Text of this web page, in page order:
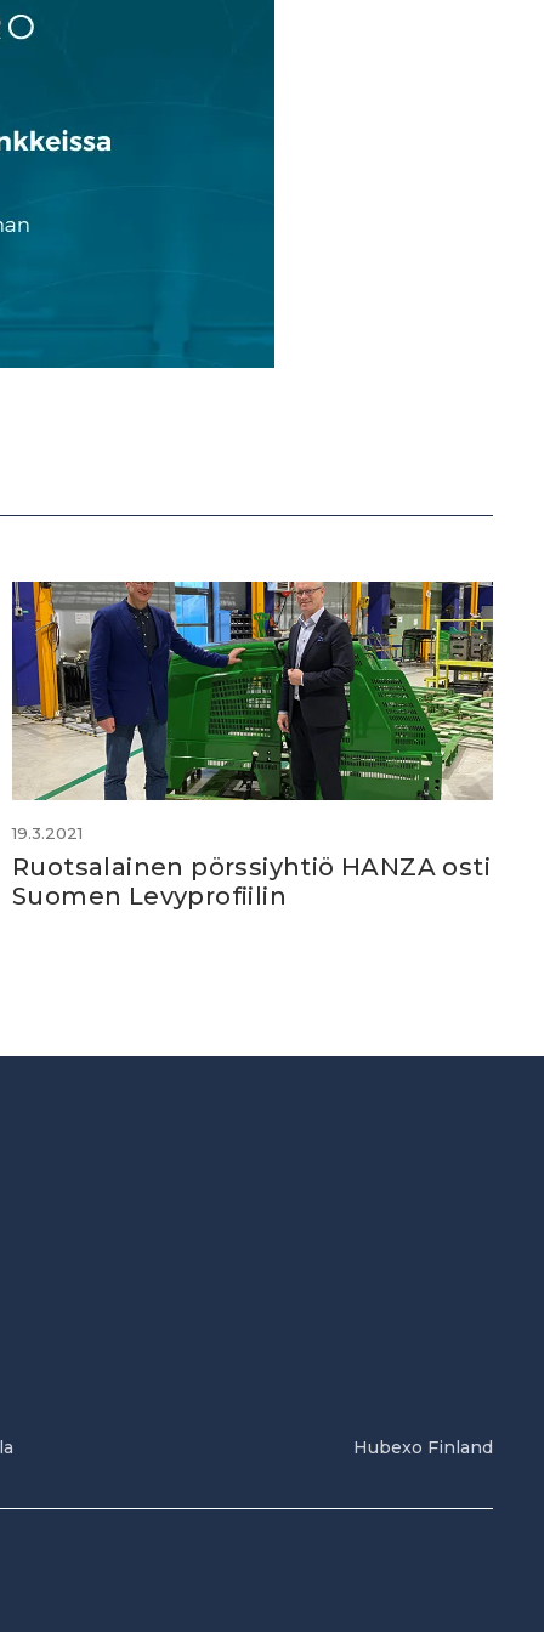
19.3.2021
Ruotsalainen pörssiyhtiö HANZA osti
Suomen Levyprofiilin
Hubexo Finland